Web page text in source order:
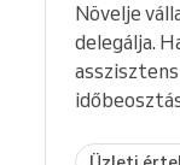
Növelje
delegálja.